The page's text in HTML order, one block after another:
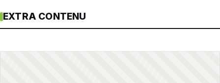
EXTRA CONTENU